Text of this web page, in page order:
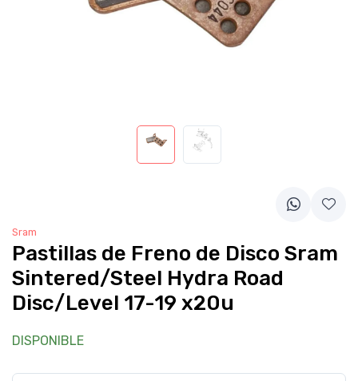
Sram
Pastillas de Freno de Disco Sram
Sintered/Steel Hydra Road
Disc/Level 17-19 x20u
DISPONIBLE